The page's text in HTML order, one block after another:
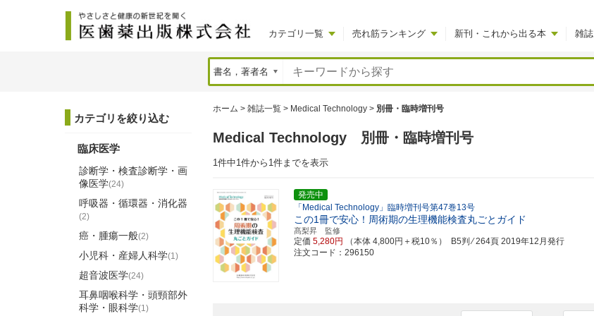
カテゴリ一覧 売れ筋ランキング 新刊・これから出る本 雑誌
ホーム > 雑誌一覧 > Medical Technology > 別冊・臨時増刊号
Medical Technology 別冊・臨時増刊号
1件中1件から1件までを表示
発売中
「Medical Technology」臨時増刊号第47巻13号
この1冊で安心！周術期の生理機能検査丸ごとガイド
髙梨昇 監修
定価 5,280円 （本体 4,800円＋税10％） B5判 ⁄ 264頁 2019年12月発行
注文コード：296150
カテゴリを絞り込む
臨床医学
診断学・検査診断学・画
像医学(24)
呼吸器・循環器・消化器
(2)
癌・腫瘍一般(2)
小児科・産婦人科学(1)
超音波医学(24)
耳鼻咽喉科学・頭頸部外
科学・眼科学(1)